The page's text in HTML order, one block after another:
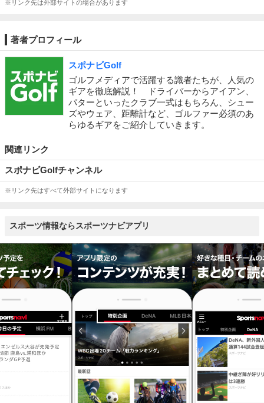
※リンク先は外部サイトの場合があります
著者プロフィール
スポナビGolf
ゴルフメディアで活躍する識者たちが、人気の
ギアを徹底解説！ ドライバーからアイアン、
パターといったクラブ一式はもちろん、シュー
ズやウェア、距離計など、ゴルファー必須のあ
らゆるギアをご紹介していきます。
関連リンク
スポナビGolfチャンネル
※リンク先はすべて外部サイトになります
スポーツ情報ならスポーツナビアプリ